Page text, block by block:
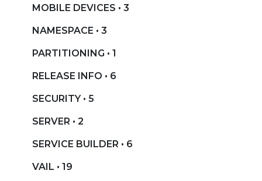
MOBILE DEVICES • 3
NAMESPACE • 3
PARTITIONING • 1
RELEASE INFO • 6
SECURITY • 5
SERVER • 2
SERVICE BUILDER • 6
VAIL • 19